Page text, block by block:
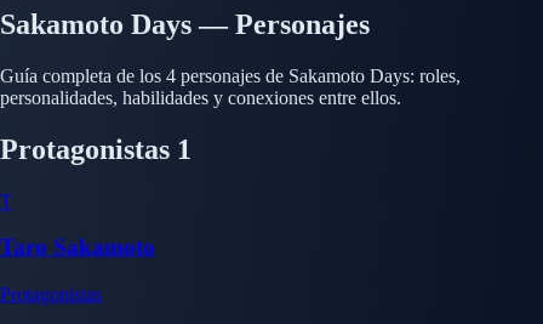
Sakamoto Days — Personajes
Guía completa de los 4 personajes de Sakamoto Days: roles,
personalidades, habilidades y conexiones entre ellos.
Protagonistas 1
T
Taro Sakamoto
Protagonistas